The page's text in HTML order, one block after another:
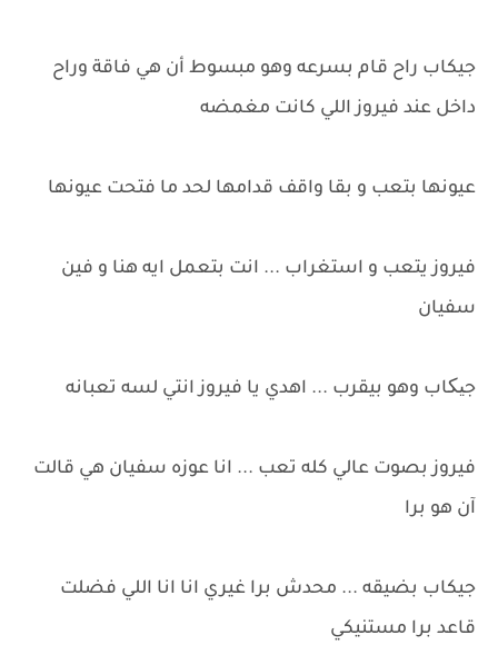
جيكاب راح قام بسرعه وهو مبسوط أن هي فاقة وراح
داخل عند فيروز اللي كانت مغمضه
عيونها بتعب و بقا واقف قدامها لحد ما فتحت عيونها
فيروز يتعب و استغراب ... انت بتعمل ايه هنا و فين
سفيان
جیکاب وهو بيقرب ... اهدي يا فيروز انتي لسه تعبانه
فيروز بصوت عالي كله تعب ... انا عوزه سفيان هي قالت
آن هو برا
جيكاب بضيقه ... محدش برا غيري انا انا اللي فضلت
قاعد برا مستنيكي